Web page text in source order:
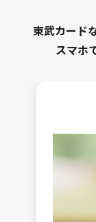
東武カード
スマホ